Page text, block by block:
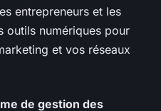
entrepreneurs et les
outils numériques pour
et vos réseaux
de gestion des